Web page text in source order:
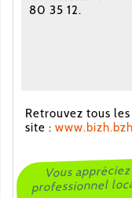
80 35 12.
Retrouvez tous
site :
Vous
professionnel